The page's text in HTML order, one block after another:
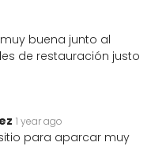
buena junto al
de restauración justo
1 year ago
para aparcar muy